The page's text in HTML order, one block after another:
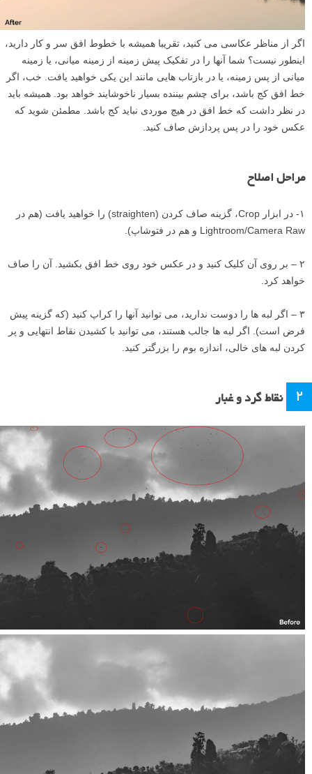
اگر از مناظر عکاسی می کنید، تقریبا همیشه با خطوط افق سر و کار دارید،
اینطور نیست؟ شما آنها را در تفکیک پیش زمینه از زمینه میانی، یا زمینه
میانی از پس زمینه، یا در بازتاب هایی مانند این یکی خواهید یافت. خب، اگر
خط افق کج باشد، برای چشم بیننده بسیار ناخوشایند خواهد بود. همیشه باید
در نظر داشت که خط افق در هیچ موردی نباید کج باشد. مطمئن شوید که
عکس خود را در پس پردازش صاف کنید.
مراحل اصلاح
۱- در ابزار Crop، گزینه صاف کردن (straighten) را خواهید یافت (هم در
Lightroom/Camera Raw و هم در فتوشاپ).
۲ – بر روی آن کلیک کنید و در عکس خود روی خط افق بکشید. آن را صاف
خواهد کرد.
۳ – اگر لبه ها را دوست ندارید، می توانید آنها را کراپ کنید (که گزینه پیش
فرض است). اگر لبه ها جالب هستند، می توانید با کشیدن نقاط انتهایی و پر
کردن لبه های خالی، اندازه بوم را بزرگتر کنید.
۲ نقاط گرد و غبار